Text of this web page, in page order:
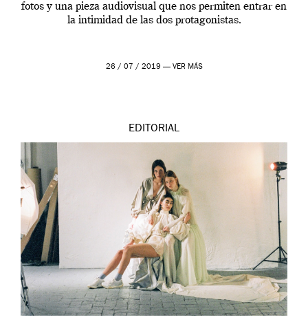
fotos y una pieza audiovisual que nos permiten entrar en
la intimidad de las dos protagonistas.
26 / 07 / 2019 — VER MÁS
EDITORIAL